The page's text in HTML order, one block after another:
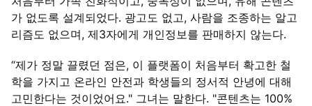
가 없도록 설계되었다. 광고도 없고, 사람을 조종하는 알고
리즘도 없으며, 제3자에게 개인정보를 판매하지 않는다.
“제가 정말 끌렸던 점은, 이 플랫폼이 처음부터 확고한 철
학을 가지고 온라인 안전과 학생들의 정서적 안녕에 대해
고민한다는 것이었어요." 그녀는 말한다. "콘텐츠는 100%